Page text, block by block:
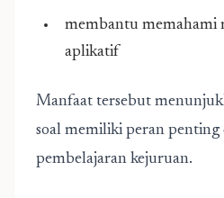
membantu memahami
aplikatif
Manfaat tersebut
soal memiliki peran
pembelajaran kejuruan.